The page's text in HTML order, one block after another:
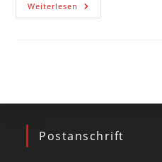
Weiterlesen
Postanschrift